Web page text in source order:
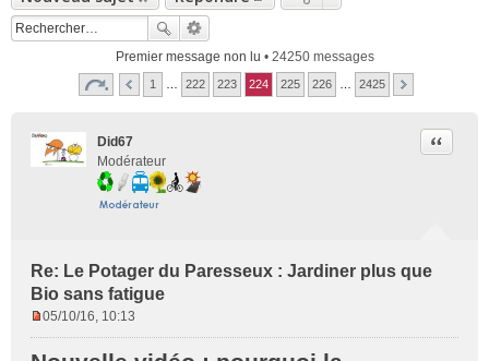
Premier message non lu • 24250 messages
1 222 223 224 225 226 2425
Did67
Modérateur
Re: Le Potager du Paresseux : Jardiner plus que
Bio sans fatigue
Citer
05/10/16, 10:13